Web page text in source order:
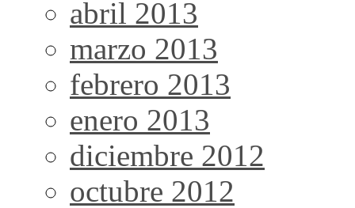
abril 2013
marzo 2013
febrero 2013
enero 2013
diciembre 2012
octubre 2012